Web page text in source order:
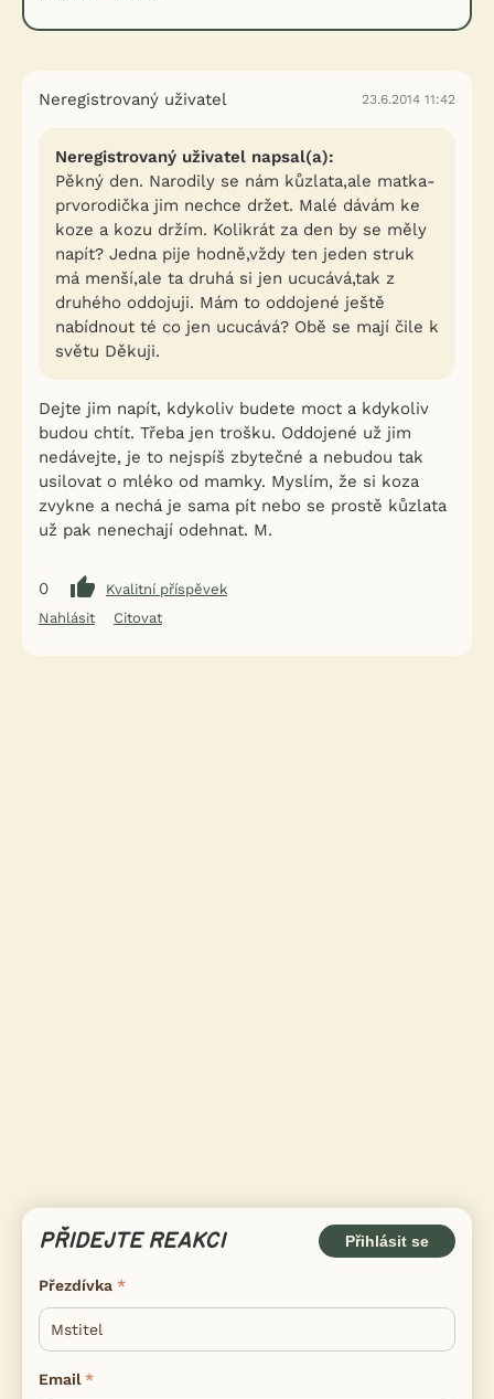
Neregistrovaný uživatel 23.6.2014 11:42
Neregistrovaný uživatel napsal(a):
Pěkný den. Narodily se nám kůzlata,ale matka-
prvorodička jim nechce držet. Malé dávám ke
koze a kozu držím. Kolikrát za den by se měly
napít? Jedna pije hodně,vždy ten jeden struk
má menší,ale ta druhá si jen ucucává,tak z
druhého oddojuji. Mám to oddojené ještě
nabídnout té co jen ucucává? Obě se mají čile k
světu Děkuji.
Dejte jim napít, kdykoliv budete moct a kdykoliv
budou chtít. Třeba jen trošku. Oddojené už jim
nedávejte, je to nejspíš zbytečné a nebudou tak
usilovat o mléko od mamky. Myslím, že si koza
zvykne a nechá je sama pít nebo se prostě kůzlata
už pak nenechají odehnat. M.
0
Kvalitní příspěvek
Nahlásit
Citovat
PŘIDEJTE REAKCI Přihlásit se
Přezdívka
Email